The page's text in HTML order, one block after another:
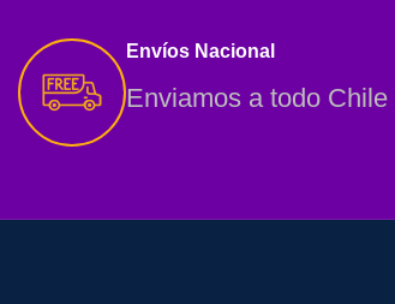
Envíos Nacional
Enviamos a todo Chile